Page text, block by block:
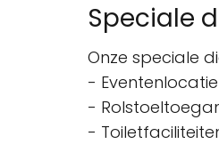
Speciale
Onze speciale
- Eventenlocatie
-
-